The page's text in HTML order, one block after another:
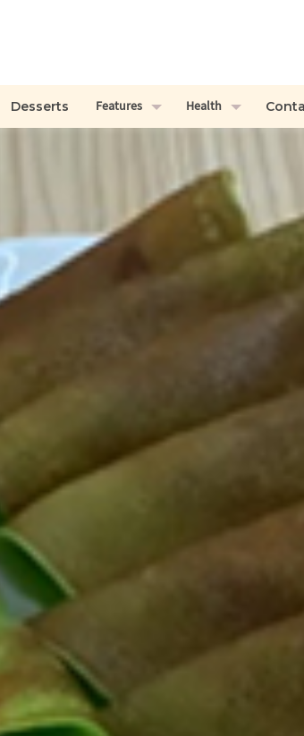
Desserts Features Health